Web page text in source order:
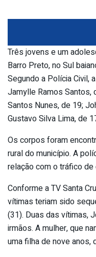
Três jovens e um
Barro Preto, no Sul
Segundo a Polícia Civil,
Jamylle Ramos Santos,
Santos Nunes, de 19;
Gustavo Silva Lima, de
Os corpos foram
rural do município. A
relação com o tráfico de
Conforme a TV Santa
vítimas teriam sido
(31). Duas das vítimas,
irmãos. A mulher, que
uma filha de nove anos,